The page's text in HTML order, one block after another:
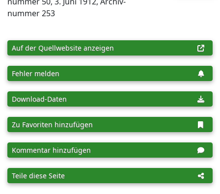
nummer 253
Auf der Quellwebsite anzeigen
Fehler melden
Download-Daten
Zu Favoriten hinzufügen
Kommentar hinzufügen
Teile diese Seite